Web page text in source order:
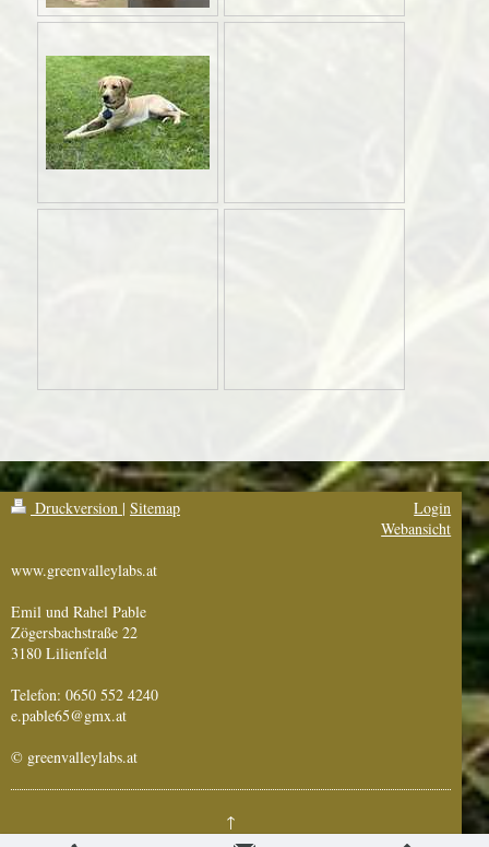
Druckversion | Sitemap
www.greenvalleylabs.at
Emil und Rahel Pable
Zögersbachstraße 22
3180 Lilienfeld
Telefon: 0650 552 4240
e.pable65@gmx.at
© greenvalleylabs.at
Login
Webansicht
↑